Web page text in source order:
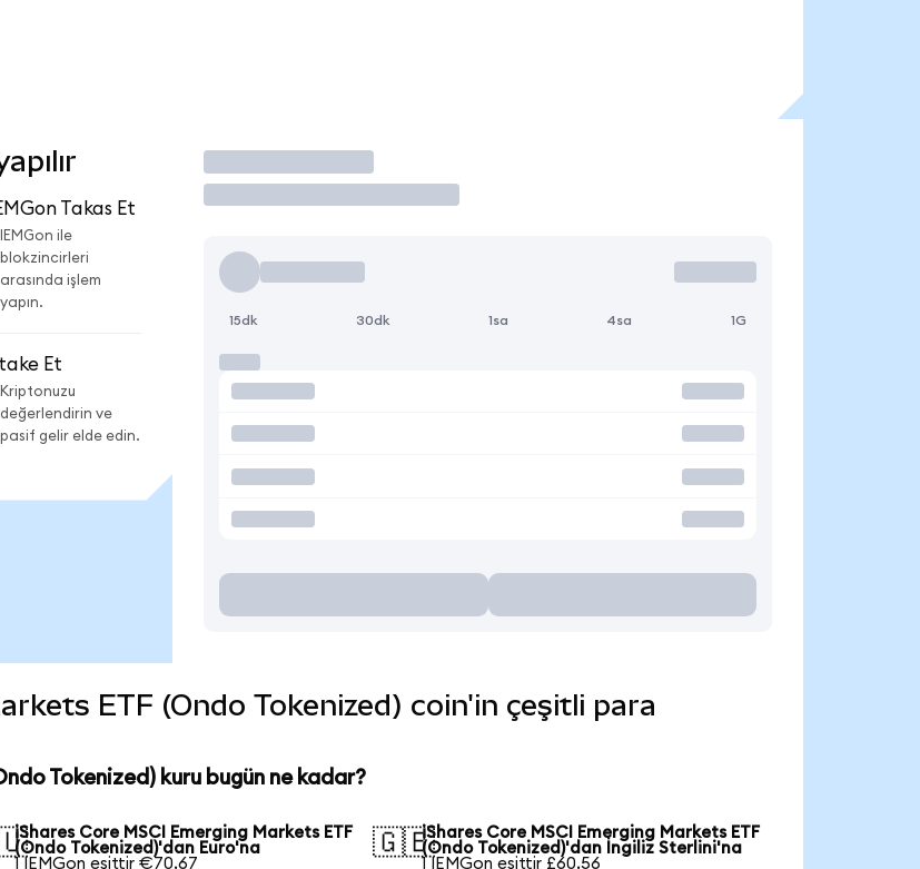
Takas Et
IEMGon ile
blokzincirleri
arasında işlem
yapın.
Et
Kriptonuzu
değerlendirin ve
pasif gelir elde edin.
İşlem Yap
15dk 30dk 1sa 4sa 1G
ETF (Ondo Tokenized) coin'in çeşitli para
Tokenized) kuru bugün ne kadar?
iShares Core MSCI Emerging Markets ETF
(Ondo Tokenized)'dan Euro'na
1 IEMGon eşittir €70,67
🇬🇧iShares Core MSCI Emerging Markets ETF
(Ondo Tokenized)'dan İngiliz Sterlini'na
1 IEMGon eşittir £60,56